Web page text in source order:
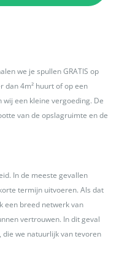
we je spullen GRATIS op
dan 4m² huurt of op een
een kleine vergoeding. De
van de opslagruimte en de
In de meeste gevallen
termijn uitvoeren. Als dat
een breed netwerk van
vertrouwen. In dit geval
we natuurlijk van tevoren